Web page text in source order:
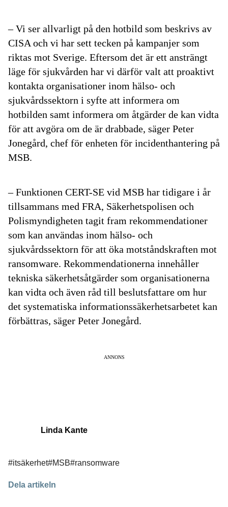
– Vi ser allvarligt på den hotbild som beskrivs av
CISA och vi har sett tecken på kampanjer som
riktas mot Sverige. Eftersom det är ett ansträngt
läge för sjukvården har vi därför valt att proaktivt
kontakta organisationer inom hälso- och
sjukvårdssektorn i syfte att informera om
hotbilden samt informera om åtgärder de kan vidta
för att avgöra om de är drabbade, säger Peter
Jonegård, chef för enheten för incidenthantering på
MSB.
– Funktionen CERT-SE vid MSB har tidigare i år
tillsammans med FRA, Säkerhetspolisen och
Polismyndigheten tagit fram rekommendationer
som kan användas inom hälso- och
sjukvårdssektorn för att öka motståndskraften mot
ransomware. Rekommendationerna innehåller
tekniska säkerhetsåtgärder som organisationerna
kan vidta och även råd till beslutsfattare om hur
det systematiska informationssäkerhetsarbetet kan
förbättras, säger Peter Jonegård.
ANNONS
Linda Kante
#itsäkerhet#MSB#ransomware
Dela artikeln